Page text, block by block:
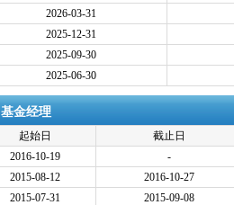
2026-03-31
2025-12-31
2025-09-30
2025-06-30
基金经理
起始日 截止日
2016-10-19
-
2015-08-12
2016-10-27
2015-07-31
2015-09-08